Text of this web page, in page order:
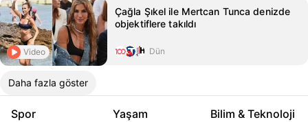
Video
Çağla Şıkel ile Mertcan Tunca denizde
objektiflere takıldı
Dün
Daha fazla göster
Spor Yaşam Bilim & Teknoloji